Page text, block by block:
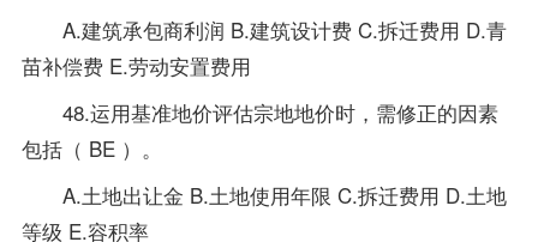
A.建筑承包商利润 B.建筑设计费 C.拆迁费用 D.青
苗补偿费 E.劳动安置费用
48.运用基准地价评估宗地地价时，需修正的因素
包括（ BE ）。
A.土地出让金 B.土地使用年限 C.拆迁费用 D.土地
等级 E.容积率